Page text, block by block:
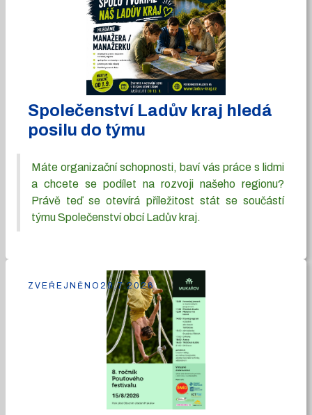
Společenství Ladův kraj hledá
posilu do týmu
Máte organizační schopnosti, baví vás práce s lidmi
a chcete se podílet na rozvoji našeho regionu?
Právě teď se otevírá příležitost stát se součástí
týmu Společenství obcí Ladův kraj.
ZVEŘEJNĚNO 29.7.2026